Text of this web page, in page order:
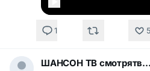
1 5
ШАНСОН ТВ смотрятвсешансонтв